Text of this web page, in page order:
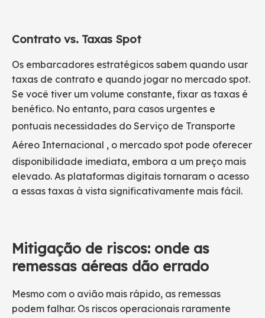
Contrato vs. Taxas Spot
Os embarcadores estratégicos sabem quando usar
taxas de contrato e quando jogar no mercado spot.
Se você tiver um volume constante, fixar as taxas é
benéfico. No entanto, para casos urgentes e
pontuais necessidades do Serviço de Transporte
Aéreo Internacional , o mercado spot pode oferecer
disponibilidade imediata, embora a um preço mais
elevado. As plataformas digitais tornaram o acesso
a essas taxas à vista significativamente mais fácil.
Mitigação de riscos: onde as
remessas aéreas dão errado
Mesmo com o avião mais rápido, as remessas
podem falhar. Os riscos operacionais raramente